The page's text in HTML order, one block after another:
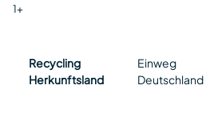
1+
Recycling
Einweg
Herkunftsland
Deutschland